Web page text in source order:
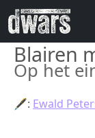
Overslaan en
Blairen
Op het
🖋: Ewald